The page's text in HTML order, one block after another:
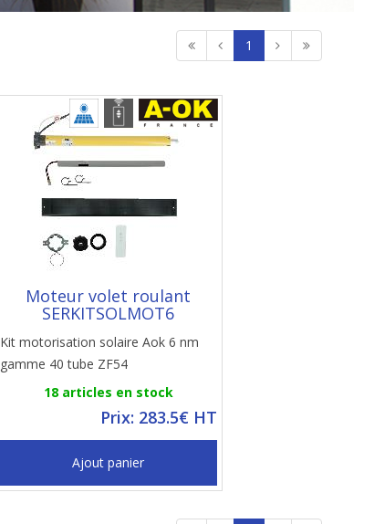
1
Moteur volet roulant
SERKITSOLMOT6
Kit motorisation solaire Aok 6 nm
gamme 40 tube ZF54
18 articles en stock
Prix: 283.5€ HT
Ajout panier